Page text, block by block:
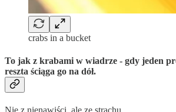
crabs in a bucket
To jak z krabami w wiadrze - gdy jeden
reszta ściąga go na dół.